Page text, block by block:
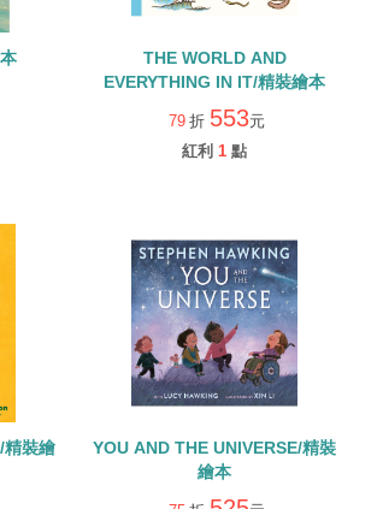
THE WORLD AND
EVERYTHING IN IT/精裝繪本
79 折 553元
紅利 1 點
精裝繪
YOU AND THE UNIVERSE/精裝
繪本